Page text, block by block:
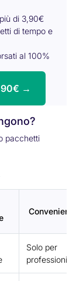
di 3,90€
di tempo e
al 100%
→
pacchetti
Convenienza
Solo per
professionisti